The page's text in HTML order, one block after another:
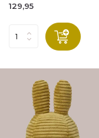
129,95